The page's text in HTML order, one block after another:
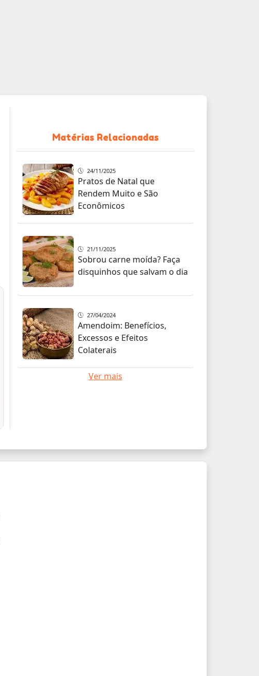
Matérias Relacionadas
24/11/2025
Pratos de Natal que
Rendem Muito e São
Econômicos
21/11/2025
Sobrou carne moída? Faça
disquinhos que salvam o dia
27/04/2024
Amendoim: Benefícios,
Excessos e Efeitos
Colaterais
Ver mais